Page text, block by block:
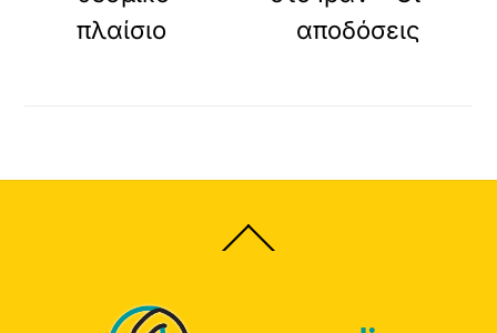
πλαίσιο
αποδόσεις
Back
To